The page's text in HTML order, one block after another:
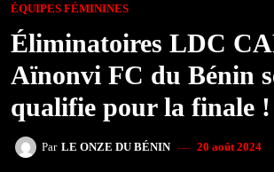
ÉQUIPES FÉMININES
Éliminatoires LDC
Aïnonvi FC du Bénin
qualifie pour la finale !
Par LE ONZE DU BÉNIN 20 août 2024